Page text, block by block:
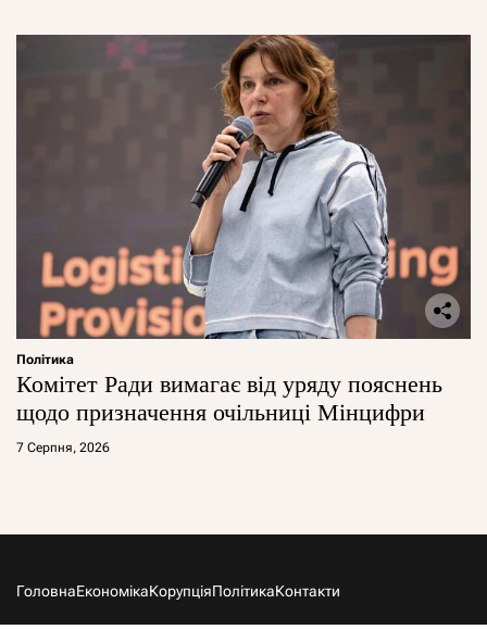
Політика
Комітет Ради вимагає від уряду пояснень
щодо призначення очільниці Мінцифри
7 Серпня, 2026
ГоловнаЕкономікаКорупціяПолітикаКонтакти